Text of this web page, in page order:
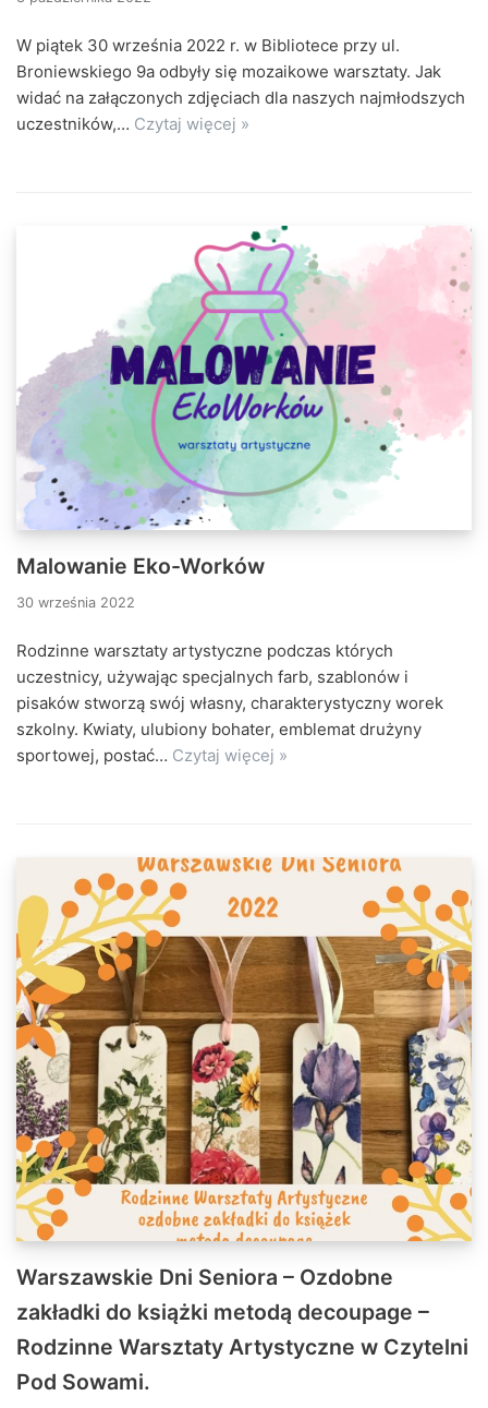
W piątek 30 września 2022 r. w Bibliotece przy ul.
Broniewskiego 9a odbyły się mozaikowe warsztaty. Jak
widać na załączonych zdjęciach dla naszych najmłodszych
uczestników,… Czytaj więcej »
Malowanie Eko-Worków
30 września 2022
Rodzinne warsztaty artystyczne podczas których
uczestnicy, używając specjalnych farb, szablonów i
pisaków stworzą swój własny, charakterystyczny worek
szkolny. Kwiaty, ulubiony bohater, emblemat drużyny
sportowej, postać… Czytaj więcej »
Warszawskie Dni Seniora – Ozdobne
zakładki do książki metodą decoupage –
Rodzinne Warsztaty Artystyczne w Czytelni
Pod Sowami.